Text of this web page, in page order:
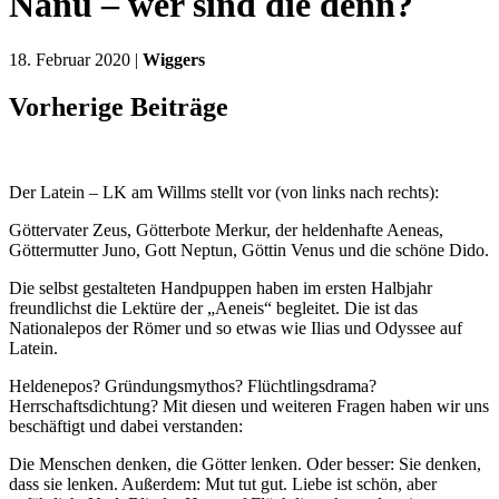
18. Februar 2020 | Wiggers
Vorherige Beiträge
Der Latein – LK am Willms stellt vor (von links nach rechts):
Göttervater Zeus, Götterbote Merkur, der heldenhafte Aeneas,
Göttermutter Juno, Gott Neptun, Göttin Venus und die schöne Dido.
Die selbst gestalteten Handpuppen haben im ersten Halbjahr
freundlichst die Lektüre der „Aeneis“ begleitet. Die ist das
Nationalepos der Römer und so etwas wie Ilias und Odyssee auf
Latein.
Heldenepos? Gründungsmythos? Flüchtlingsdrama?
Herrschaftsdichtung? Mit diesen und weiteren Fragen haben wir uns
beschäftigt und dabei verstanden:
Die Menschen denken, die Götter lenken. Oder besser: Sie denken,
dass sie lenken. Außerdem: Mut tut gut. Liebe ist schön, aber